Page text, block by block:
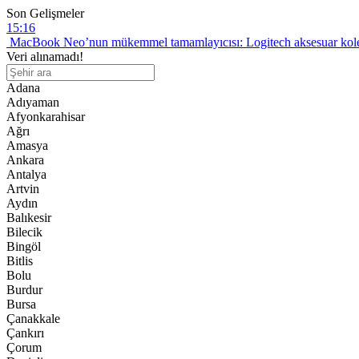
Son Gelişmeler
15:16
MacBook Neo’nun mükemmel tamamlayıcısı: Logitech aksesuar
13:51
Hyundai Yeni IONIQ 6 Türkiye’de: Elektrikli mobiliteye yeni boyut
13:47
Sennheiser ACCENTUM Clip Türkiye’de: Açık kulak teknolojisinde
13:27
Yapay Zeka Uygulamaları Değiştiriyor: Tek Arayüz Çağı Başladı
13:23
LG Sound Suite Türkiye’de: Dolby Atmos FlexConnect ile Ev
Veri alınamadı!
Adana
Adıyaman
Afyonkarahisar
Ağrı
Amasya
Ankara
Antalya
Artvin
Aydın
Balıkesir
Bilecik
Bingöl
Bitlis
Bolu
Burdur
Bursa
Çanakkale
Çankırı
Çorum